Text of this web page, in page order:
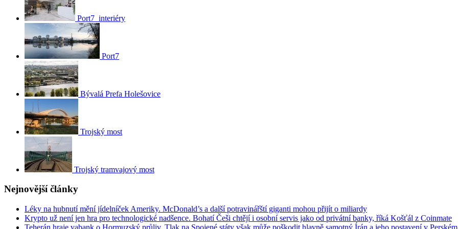
Port7_interiéry
Port7
Bývalá Prefa Holešovice
Trojský most
Trojský tramvajový most
Nejnovější články
Léky na hubnutí mění jídelníček Ameriky. McDonald’s a další potravinářští giganti mohou přijít o miliardy
Krypto už není jen hra pro technologické nadšence. Bohatí Češi chtějí i osobní servis jako od privátní banky, říká Košťál z Coinmate
Teherán hraje vabank o Hormuzský průliv. Tlak na Spojené státy však může poškodit hlavně samotný Írán a jeho postavení v